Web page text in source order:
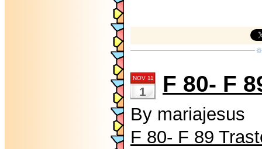
NOV 11
1 F 80- F
By mariajesus
F 80- F 89